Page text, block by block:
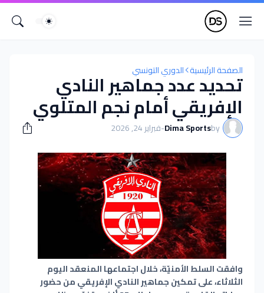
الصفحة الرئيسية الدوري التونسي
تحديد عدد جماهير النادي
الإفريقي أمام نجم المتلوي
by
Dima Sports
-فبراير 24, 2026
وافقت السلط الأمنيّة، خلال اجتماعها المنعقد اليوم
الثلاثاء، على تمكين جماهير النادي الإفريقي من حضور